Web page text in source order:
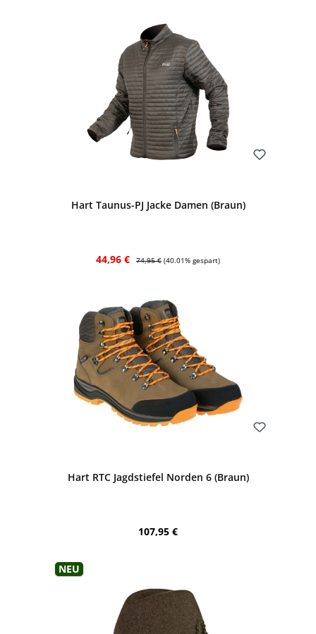
Hart Taunus-PJ Jacke Damen (Braun)
Verkaufspreis:
44,96 € Regulärer Preis:
74,95 € (40.01% gespart)
Hart RTC Jagdstiefel Norden 6 (Braun)
Regulärer Preis:
107,95 €
Neu